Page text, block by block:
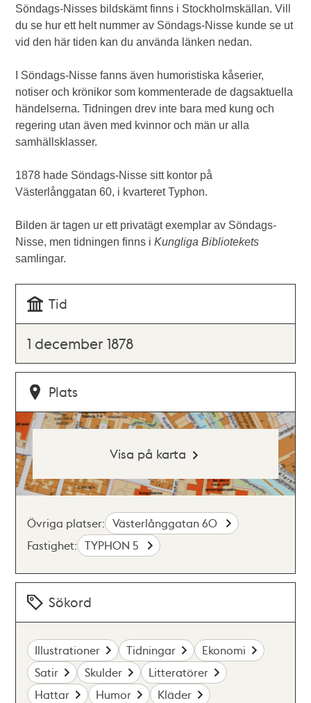
Söndags-Nisses bildskämt finns i Stockholmskällan. Vill
du se hur ett helt nummer av Söndags-Nisse kunde se ut
vid den här tiden kan du använda länken nedan.
I Söndags-Nisse fanns även humoristiska kåserier,
notiser och krönikor som kommenterade de dagsaktuella
händelserna. Tidningen drev inte bara med kung och
regering utan även med kvinnor och män ur alla
samhällsklasser.
1878 hade Söndags-Nisse sitt kontor på
Västerlånggatan 60, i kvarteret Typhon.
Bilden är tagen ur ett privatägt exemplar av Söndags-
Nisse, men tidningen finns iKungliga Bibliotekets
samlingar.
Tid
1 december 1878
Plats
Visa på karta
Övriga platser: Västerlånggatan 60
Fastighet: TYPHON 5
Sökord
Illustrationer Tidningar
Ekonomi
Satir
Skulder
Litteratörer
Hattar
Humor Kläder